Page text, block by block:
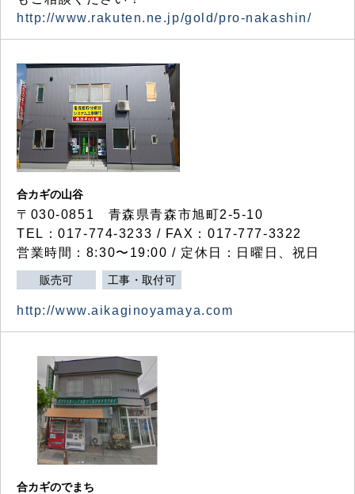
http://www.rakuten.ne.jp/gold/pro-nakashin/
合カギの山谷
〒030-0851 青森県青森市旭町2-5-10
TEL：017-774-3233 / FAX：017-777-3322
営業時間：8:30〜19:00 / 定休日：日曜日、祝日
販売可 工事・取付可
http://www.aikaginoyamaya.com
合カギのでまち